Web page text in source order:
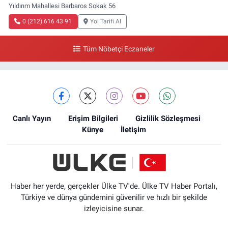
Yıldırım Mahallesi Barbaros Sokak 56
0 (212) 616 43 91 Yol Tarifi Al
Tüm Nöbetçi Eczaneler
Canlı Yayın Erişim Bilgileri
Gizlilik Sözleşmesi
Künye
İletişim
Haber her yerde, gerçekler Ülke TV'de. Ülke TV Haber Portalı,
Türkiye ve dünya gündemini güvenilir ve hızlı bir şekilde
izleyicisine sunar.